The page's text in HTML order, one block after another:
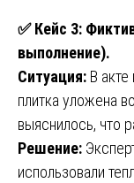
✅Кейс 3:
выполнение).
Ситуация: В
плитка уложена
выяснилось, что
Решение:
использовали